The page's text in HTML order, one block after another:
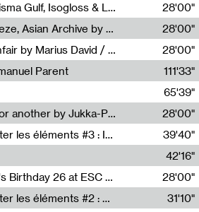
Radia Show #1111 : Schisma Gulf, Isogloss & Lament For The Old Clock By Harvey Young / Resonance
28'00"
Radia Show #1110 : Freeze, Asian Archive by Avita Maheen / Radio Worm
28'00"
Radia Show #1109 : Funfair by Marius David / JET FM
28'00"
Parent
111'33"
Sarah Tritz,Elene Lapiashivili,Justin Marconnet,Mateo Cuche,Esther Lechevalier,Suzie Lecroart,Romance Castelet
65'39"
Radia Show #1108 : as or another by Jukka-Pekka Kervinen / Rádio Zero
28'00"
Sous le paysage - Habiter les éléments #3 : Interprétations, rituels et symboliques des éléments
39'40"
42'16"
Radia Show #1107 : Art's Birthday 26 at ESC - Medien Kunst Labor
28'00"
Sous le paysage - Habiter les éléments #2 : Vers le tournant élémentaire
31'10"